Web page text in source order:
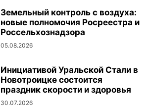
Земельный контроль с воздуха:
новые полномочия Росреестра и
Россельхознадзора
05.08.2026
Инициативой Уральской Стали в
Новотроицке состоится
праздник скорости и здоровья
30.07.2026